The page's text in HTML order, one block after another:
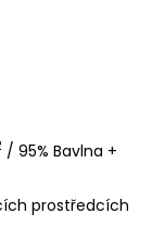
/ 95% Bavlna +
prostředcích